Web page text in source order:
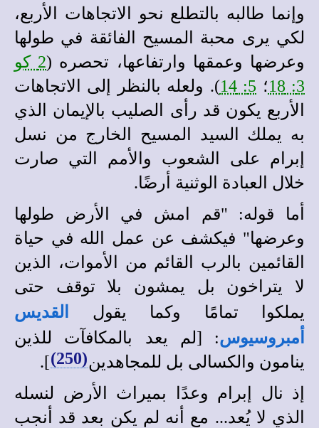
وإنما طالبه بالتطلع نحو الاتجاهات الأربع،
لكي يرى محبة المسيح الفائقة في طولها
وعرضها وعمقها وارتفاعها، تحصره (
2 كو
3: 18
؛ 5: 14
). ولعله بالنظر إلى الاتجاهات
الأربع يكون قد رأى الصليب بالإيمان الذي
به يملك السيد المسيح الخارج من نسل
إبرام على الشعوب والأمم التي صارت
خلال العبادة الوثنية أرضًا.
أما قوله: "قم امش في الأرض طولها
وعرضها" فيكشف عن عمل الله في حياة
القائمين بالرب القائم من الأموات، الذين
لا يتراخون بل يمشون بلا توقف حتى
يملكوا تمامًا وكما يقول
القديس
أمبروسيوس: [لم يعد بالمكافآت للذين
ينامون والكسالى بل للمجاهدين(250)
].
إذ نال إبرام وعدًا بميراث الأرض لنسله
الذي لا يُعد... مع أنه لم يكن بعد قد أنجب